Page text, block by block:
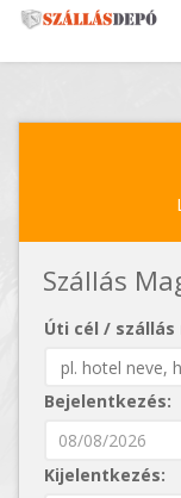
Szállás
Úti cél / szállás
Bejelentkezés:
Kijelentkezés: